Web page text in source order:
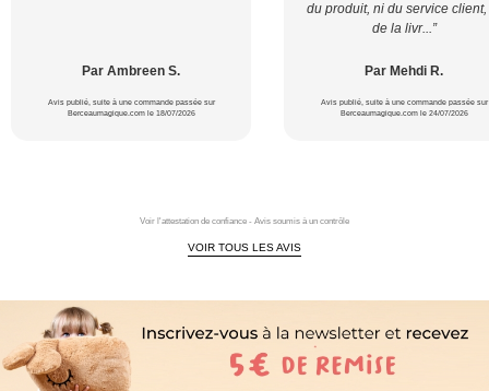
Par Ambreen S.
Avis publié, suite à une commande passée sur
Berceaumagique.com le 18/07/2026
du produit, ni du service
de la livr...”
Par Mehdi R.
Avis publié, suite à une commande passée sur
Berceaumagique.com le 24/07/2026
Voir l'attestation de confiance - Avis soumis à un contrôle
VOIR TOUS LES AVIS